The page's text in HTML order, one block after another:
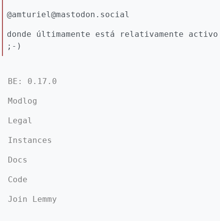
@amturiel@mastodon.social
donde últimamente está relativamente activo
;-)
BE: 0.17.0
Modlog
Legal
Instances
Docs
Code
Join Lemmy